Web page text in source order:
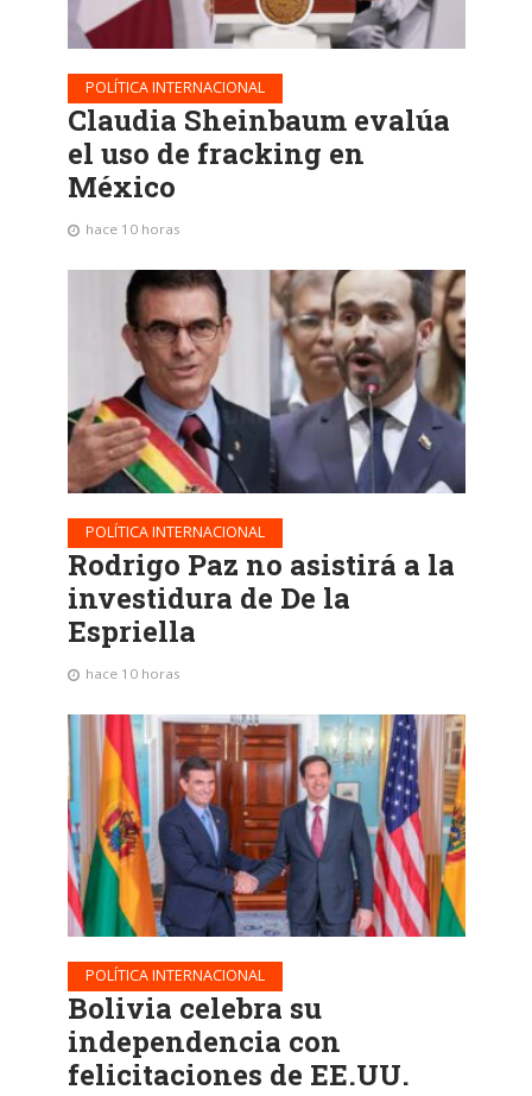
POLÍTICA INTERNACIONAL
Claudia Sheinbaum evalúa
el uso de fracking en
México
hace 10 horas
POLÍTICA INTERNACIONAL
Rodrigo Paz no asistirá a la
investidura de De la
Espriella
hace 10 horas
POLÍTICA INTERNACIONAL
Bolivia celebra su
independencia con
felicitaciones de EE.UU.